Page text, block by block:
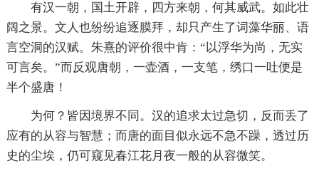
有汉一朝，国土开辟，四方来朝，何其威武。如此壮
阔之景。文人也纷纷追逐膜拜，却只产生了词藻华丽、语
言空洞的汉赋。朱熹的评价很中肯：“以浮华为尚，无实
可言矣。”而反观唐朝，一壶酒，一支笔，绣口一吐便是
半个盛唐！
为何？皆因境界不同。汉的追求太过急切，反而丢了
应有的从容与智慧；而唐的面目似永远不急不躁，透过历
史的尘埃，仍可窥见春江花月夜一般的从容微笑。